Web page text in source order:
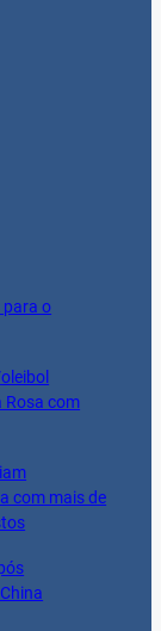
para o
Rosa com
com mais de